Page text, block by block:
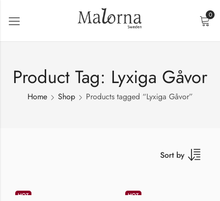
0
Product Tag: Lyxiga Gåvor
Home Shop Products tagged “Lyxiga Gåvor”
Sort by
HOT HOT